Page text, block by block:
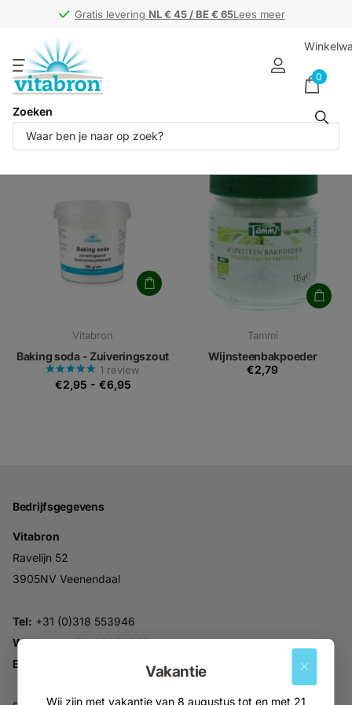
Gratis levering NL € 45 / BE € 65Lees meer
Gratis levering NL € 45 / BE € 65
Zoeken
0
Vakantie
Wij zijn met vakantie van 8 augustus tot en met 21
Producten (2)
Vitabron
Baking soda - Zuiveringszout
1 review
€2,95 - €6,95
Tammi
Wijnsteenbakpoeder
€2,79
Bedrijfsgegevens
Vitabron
Ravelijn 52
3905NV Veenendaal
Tel: +31 (0)318 553946
Whatsapp:06-30896937
Email: